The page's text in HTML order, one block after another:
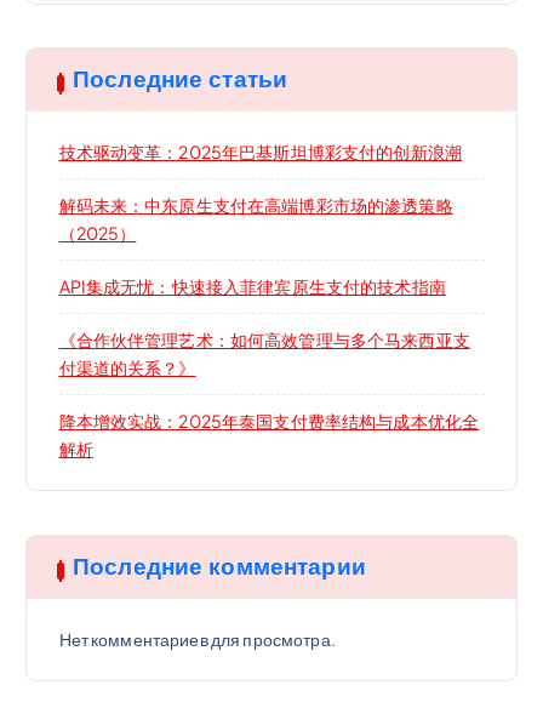
Последние статьи
技术驱动变革：2025年巴基斯坦博彩支付的创新浪潮
解码未来：中东原生支付在高端博彩市场的渗透策略
（2025）
API集成无忧：快速接入菲律宾原生支付的技术指南
《合作伙伴管理艺术：如何高效管理与多个马来西亚支
付渠道的关系？》
降本增效实战：2025年泰国支付费率结构与成本优化全
解析
Последние комментарии
Нет комментариев для просмотра.